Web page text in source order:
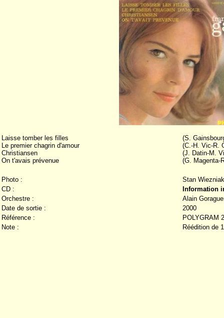
Laisse tomber les filles
Le premier chagrin d'amour
Christiansen
On t'avais prévenue
(S.
(C.-H. Vic-R.
(J. Datin-M.
(G. Magenta-
Photo :
Stan Wiezniak
CD :
Information
Orchestre :
Alain
Date de sortie :
2000
Référence :
POLYGRAM
Note :
Réédition de